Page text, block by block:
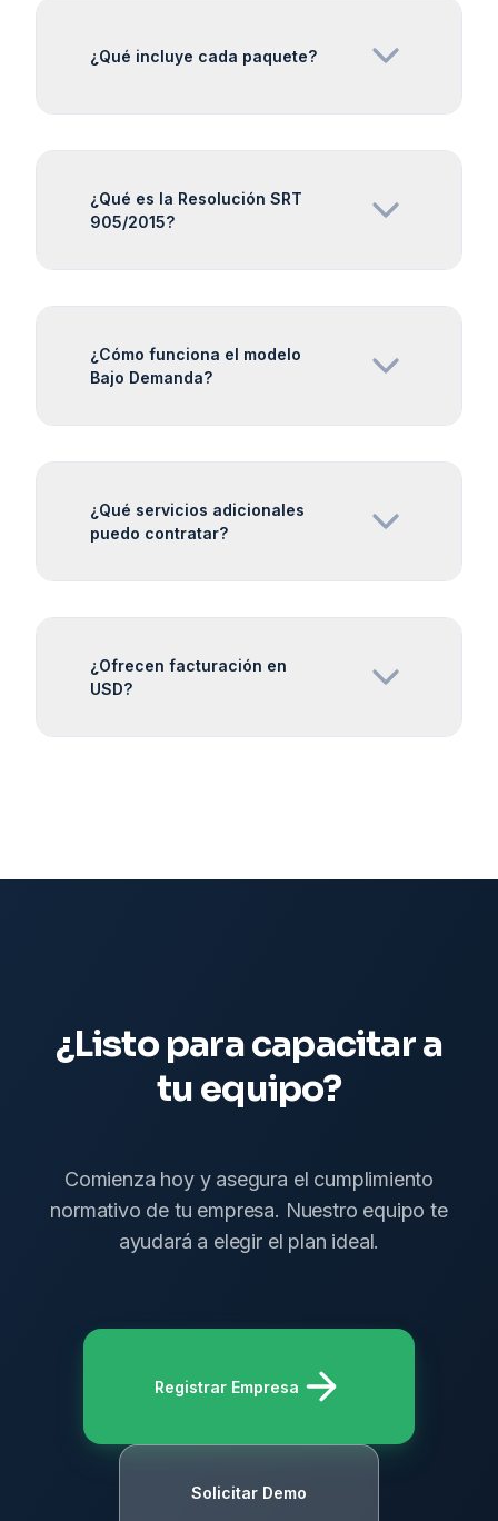
¿Qué incluye cada paquete?
¿Qué es la Resolución SRT
905/2015?
¿Cómo funciona el modelo
Bajo Demanda?
¿Qué servicios adicionales
puedo contratar?
¿Ofrecen facturación en
USD?
¿Listo para capacitar a
tu equipo?
Comienza hoy y asegura el cumplimiento
normativo de tu empresa. Nuestro equipo te
ayudará a elegir el plan ideal.
Registrar Empresa
Solicitar Demo